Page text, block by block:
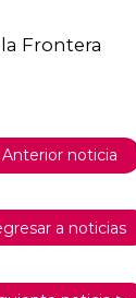
Frontera
Anterior noticia
a noticias